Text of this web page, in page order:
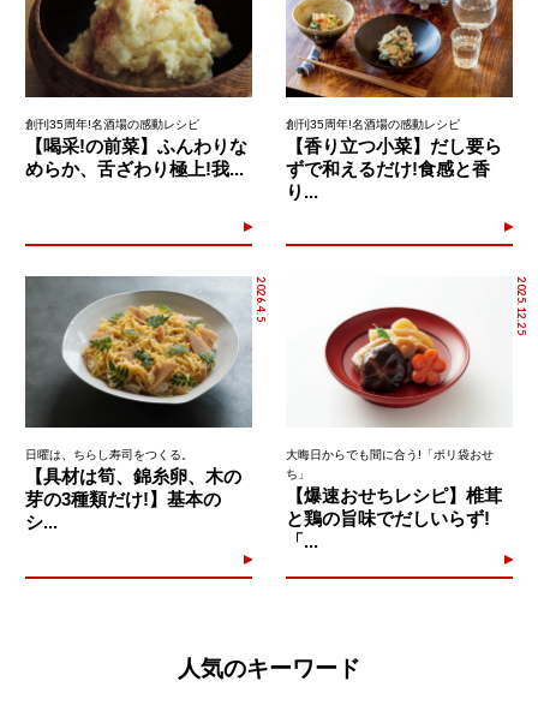
創刊35周年!名酒場の感動レシピ
【喝采!の前菜】ふんわりな
めらか、舌ざわり極上!我...
創刊35周年!名酒場の感動レシピ
【香り立つ小菜】だし要ら
ずで和えるだけ!食感と香
り...
2026.4.5
日曜は、ちらし寿司をつくる。
【具材は筍、錦糸卵、木の
芽の3種類だけ!】基本の
シ...
2025.12.25
大晦日からでも間に合う!「ポリ袋おせ
ち」
【爆速おせちレシピ】椎茸
と鶏の旨味でだしいらず!
「...
人気のキーワード